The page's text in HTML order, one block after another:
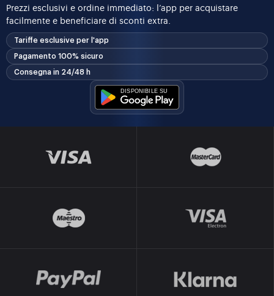
Prezzi esclusivi e ordine immediato: l’app per acquistare
facilmente e beneficiare di sconti extra.
Tariffe esclusive per l'app
Pagamento 100% sicuro
Consegna in 24/48 h